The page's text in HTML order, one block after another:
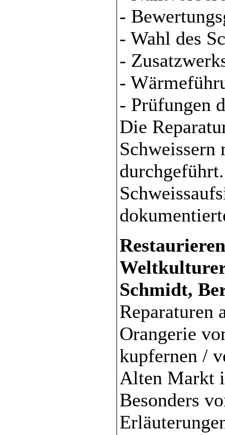
-
- Wahl des
-
-
- Prüfungen
Die
Schmidt,
Reparaturen
Orangerie
kupfernen /
Alten Markt
Besonders